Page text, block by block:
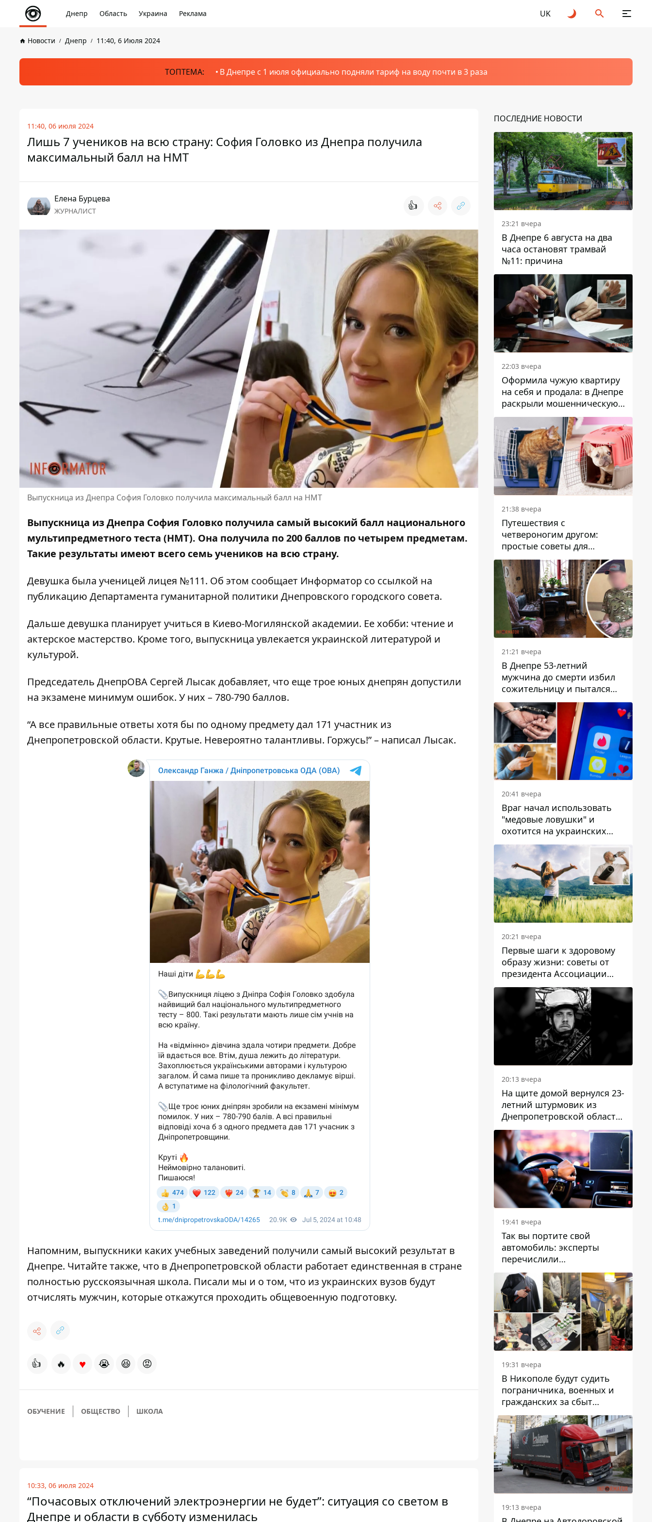
Днепр Область Украина Реклама UK
Новости Днепр 11:40, 6 Июля 2024
ТОПТЕМА: В Днепре с 1 июля официально подняли тариф на воду почти в 3 раза
11:40, 06 июля 2024
Лишь 7 учеников на всю страну: София Головко из Днепра получила
максимальный балл на НМТ
Елена Бурцева
ЖУРНАЛИСТ 👍
Выпускница из Днепра София Головко получила максимальный балл на НМТ
Выпускница из Днепра София Головко получила самый высокий балл национального
мультипредметного теста (НМТ). Она получила по 200 баллов по четырем предметам.
Такие результаты имеют всего семь учеников на всю страну.
Девушка была ученицей лицея №111. Об этом сообщает Информатор со ссылкой на
публикацию Департамента гуманитарной политики Днепровского городского совета.
Дальше девушка планирует учиться в Киево-Могилянской академии. Ее хобби: чтение и
актерское мастерство. Кроме того, выпускница увлекается украинской литературой и
культурой.
Председатель ДнепрОВА Сергей Лысак добавляет, что еще трое юных днепрян допустили
на экзамене минимум ошибок. У них – 780-790 баллов.
“А все правильные ответы хотя бы по одному предмету дал 171 участник из
Днепропетровской области. Крутые. Невероятно талантливы. Горжусь!” – написал Лысак.
Напомним, выпускники каких учебных заведений получили самый высокий результат в
Днепре. Читайте также, что в Днепропетровской области работает единственная в стране
полностью русскоязычная школа. Писали мы и о том, что из украинских вузов будут
отчислять мужчин, которые откажутся проходить общевоенную подготовку.
👍 🔥 ♥ 😭 😆 😡
ОБУЧЕНИЕ ОБЩЕСТВО ШКОЛА
10:33, 06 июля 2024
“Почасовых отключений электроэнергии не будет”: ситуация со светом в
Днепре и области в субботу изменилась
ПОСЛЕДНИЕ НОВОСТИ
23:21 вчера
В Днепре 6 августа на два
часа остановят трамвай
№11: причина
22:03 вчера
Оформила чужую квартиру
на себя и продала: в Днепре
раскрыли мошенническую
схему с недвижимостью
21:38 вчера
Путешествия с
четвероногим другом:
простые советы для
поездок с животными
21:21 вчера
В Днепре 53-летний
мужчина до смерти избил
сожительницу и пытался
скрыть преступление:
детали
20:41 вчера
Враг начал использовать
"медовые ловушки" и
охотится на украинских
военнослужащих
20:21 вчера
Первые шаги к здоровому
образу жизни: советы от
президента Ассоциации
диетологов Украины
20:13 вчера
На щите домой вернулся 23-
летний штурмовик из
Днепропетровской области
Богдан Бескровный
19:41 вчера
Так вы портите свой
автомобиль: эксперты
перечислили
распространенные
привычки водителей,
которые на самом деле
вредят машине
19:31 вчера
В Никополе будут судить
пограничника, военных и
гражданских за сбыт
психотропов
19:13 вчера